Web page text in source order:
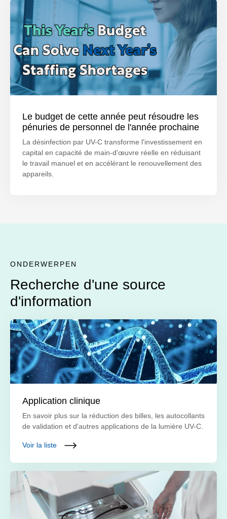
Le budget de cette année peut résoudre les
pénuries de personnel de l'année prochaine
La désinfection par UV-C transforme l'investissement en
capital en capacité de main-d'œuvre réelle en réduisant
le travail manuel et en accélérant le renouvellement des
appareils.
ONDERWERPEN
Recherche d'une source
d'information
Application clinique
En savoir plus sur la réduction des billes, les autocollants
de validation et d'autres applications de la lumière UV-C.
Voir la liste